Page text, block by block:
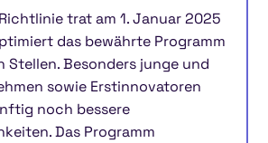
trat am 1. Januar 2025
das bewährte Programm
Stellen. Besonders junge und
sowie Erstinnovatoren
noch bessere
Das Programm